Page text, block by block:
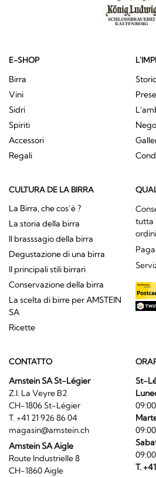
E-SHOP
Birra
Vini
Sidri
Spiriti
Accessori
Regali
CULTURA DE LA BIRRA
La Birra, che cos’è ?
La storia della birra
Il brasssagio della birra
Degustazione di una birra
Il principali stili birrari
Conservazione della birra
La scelta di birre per AMSTEIN
SA
Ricette
tutta
CONTATTO
Amstein SA St-Légier
Z.I. La Veyre B2
CH-1806 St-Légier
T. +41 21 926 86 04
magasin@amstein.ch
Amstein SA Aigle
Route Industrielle 8
CH-1860 Aigle
St-
T.